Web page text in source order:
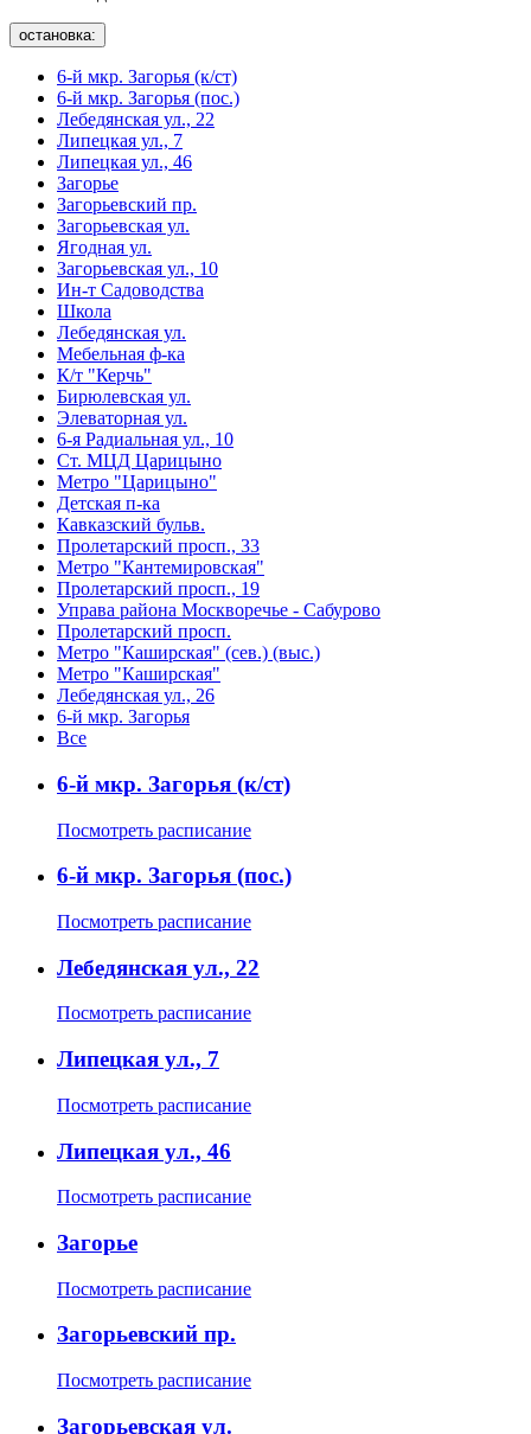
остановка:
6-й мкр. Загорья (к/ст)
6-й мкр. Загорья (пос.)
Лебедянская ул., 22
Липецкая ул., 7
Липецкая ул., 46
Загорье
Загорьевский пр.
Загорьевская ул.
Ягодная ул.
Загорьевская ул., 10
Ин-т Садоводства
Школа
Лебедянская ул.
Мебельная ф-ка
К/т "Керчь"
Бирюлевская ул.
Элеваторная ул.
6-я Радиальная ул., 10
Ст. МЦД Царицыно
Метро "Царицыно"
Детская п-ка
Кавказский бульв.
Пролетарский просп., 33
Метро "Кантемировская"
Пролетарский просп., 19
Управа района Москворечье - Сабурово
Пролетарский просп.
Метро "Каширская" (сев.) (выс.)
Метро "Каширская"
Лебедянская ул., 26
6-й мкр. Загорья
Все
6-й мкр. Загорья (к/ст)
Посмотреть расписание
6-й мкр. Загорья (пос.)
Посмотреть расписание
Лебедянская ул., 22
Посмотреть расписание
Липецкая ул., 7
Посмотреть расписание
Липецкая ул., 46
Посмотреть расписание
Загорье
Посмотреть расписание
Загорьевский пр.
Посмотреть расписание
Загорьевская ул.